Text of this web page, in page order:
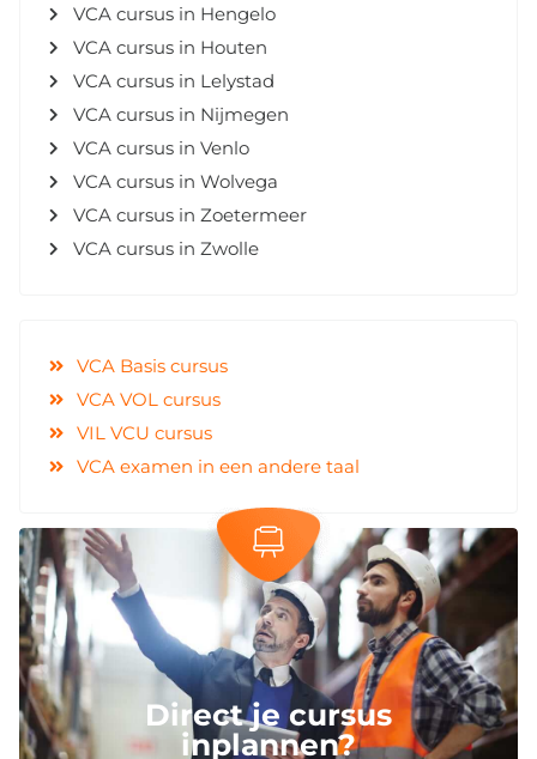
VCA cursus in Hengelo
VCA cursus in Houten
VCA cursus in Lelystad
VCA cursus in Nijmegen
VCA cursus in Venlo
VCA cursus in Wolvega
VCA cursus in Zoetermeer
VCA cursus in Zwolle
VCA Basis cursus
VCA VOL cursus
VIL VCU cursus
VCA examen in een andere taal
Direct je cursus
inplannen?